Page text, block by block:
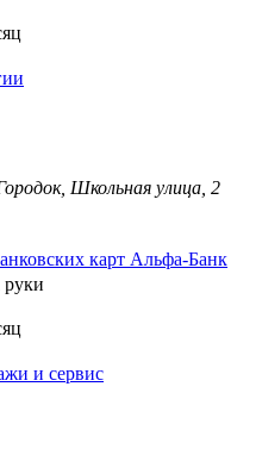
Школьная улица, 2
карт Альфа-Банк
руки
и сервис